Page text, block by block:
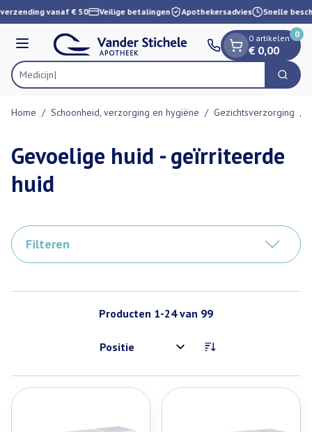
Ga naar de inhoud
1 van 1vanaf € 50 Veilige betalingen Apothekersadvies Snelle
Menu
Product, merk, categorie... Zoek
0 artikelen
€ 0,00
0
Home / Schoonheid, verzorging en hygiëne / Gezichtsverzorging /
Gevoelige huid - geïrriteerde
huid
Filteren
Producten 1-24van 99
Sorteer op: